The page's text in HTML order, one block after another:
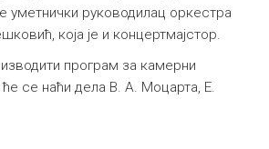
уметнички руководилац оркестра
која је и концертмајстор.
програм за камерни
се наћи дела В. А. Моцарта, Е.